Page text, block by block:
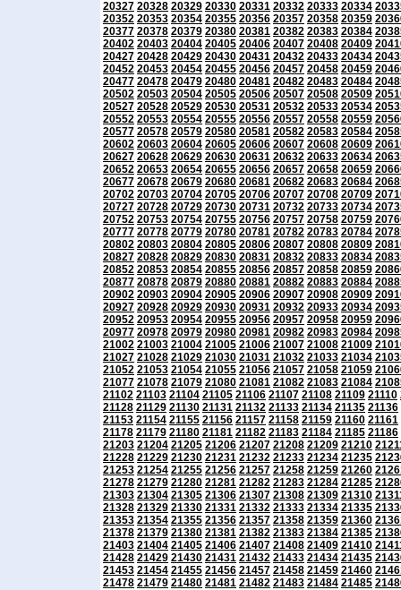
20327 20328 20329 20330 20331 20332 20333 20334
20352 20353 20354 20355 20356 20357 20358 20359
20377 20378 20379 20380 20381 20382 20383 20384
20402 20403 20404 20405 20406 20407 20408 20409
20427 20428 20429 20430 20431 20432 20433 20434
20452 20453 20454 20455 20456 20457 20458 20459
20477 20478 20479 20480 20481 20482 20483 20484
20502 20503 20504 20505 20506 20507 20508 20509
20527 20528 20529 20530 20531 20532 20533 20534
20552 20553 20554 20555 20556 20557 20558 20559
20577 20578 20579 20580 20581 20582 20583 20584
20602 20603 20604 20605 20606 20607 20608 20609
20627 20628 20629 20630 20631 20632 20633 20634
20652 20653 20654 20655 20656 20657 20658 20659
20677 20678 20679 20680 20681 20682 20683 20684
20702 20703 20704 20705 20706 20707 20708 20709
20727 20728 20729 20730 20731 20732 20733 20734
20752 20753 20754 20755 20756 20757 20758 20759
20777 20778 20779 20780 20781 20782 20783 20784
20802 20803 20804 20805 20806 20807 20808 20809
20827 20828 20829 20830 20831 20832 20833 20834
20852 20853 20854 20855 20856 20857 20858 20859
20877 20878 20879 20880 20881 20882 20883 20884
20902 20903 20904 20905 20906 20907 20908 20909
20927 20928 20929 20930 20931 20932 20933 20934
20952 20953 20954 20955 20956 20957 20958 20959
20977 20978 20979 20980 20981 20982 20983 20984
21002 21003 21004 21005 21006 21007 21008 21009
21027 21028 21029 21030 21031 21032 21033 21034
21052 21053 21054 21055 21056 21057 21058 21059
21077 21078 21079 21080 21081 21082 21083 21084
21102 21103 21104 21105 21106 21107 21108 21109 21110
21128 21129 21130 21131 21132 21133 21134 21135 21136
21153 21154 21155 21156 21157 21158 21159 21160 21161
21178 21179 21180 21181 21182 21183 21184 21185 21186
21203 21204 21205 21206 21207 21208 21209 21210
21228 21229 21230 21231 21232 21233 21234 21235
21253 21254 21255 21256 21257 21258 21259 21260
21278 21279 21280 21281 21282 21283 21284 21285
21303 21304 21305 21306 21307 21308 21309 21310
21328 21329 21330 21331 21332 21333 21334 21335
21353 21354 21355 21356 21357 21358 21359 21360
21378 21379 21380 21381 21382 21383 21384 21385
21403 21404 21405 21406 21407 21408 21409 21410
21428 21429 21430 21431 21432 21433 21434 21435
21453 21454 21455 21456 21457 21458 21459 21460
21478 21479 21480 21481 21482 21483 21484 21485